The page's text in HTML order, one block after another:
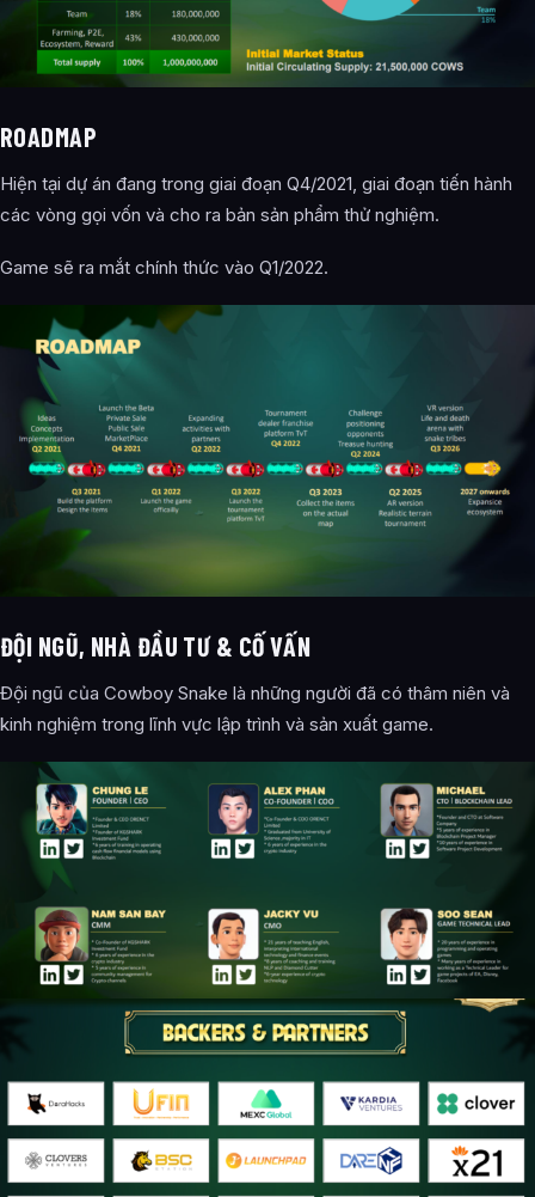
ROADMAP
Hiện tại dự án đang trong giai đoạn Q4/2021, giai đoạn tiến hành
các vòng gọi vốn và cho ra bản sản phẩm thử nghiệm.
Game sẽ ra mắt chính thức vào Q1/2022.
ĐỘI NGŨ, NHÀ ĐẦU TƯ & CỐ VẤN
Đội ngũ của Cowboy Snake là những người đã có thâm niên và
kinh nghiệm trong lĩnh vực lập trình và sản xuất game.